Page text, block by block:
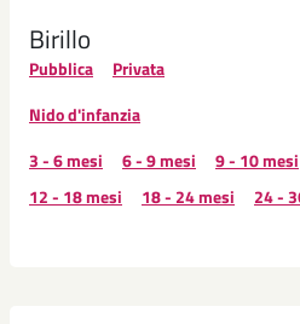
Birillo
Pubblica
Privata
Nido d'infanzia
3 - 6 mesi
6 - 9 mesi 9 - 10 mesi
12 - 18 mesi
18 - 24 mesi 24 -